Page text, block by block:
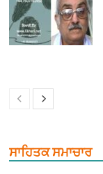
ਸਾਹਿਤਕ ਸਮਾਚਾਰ